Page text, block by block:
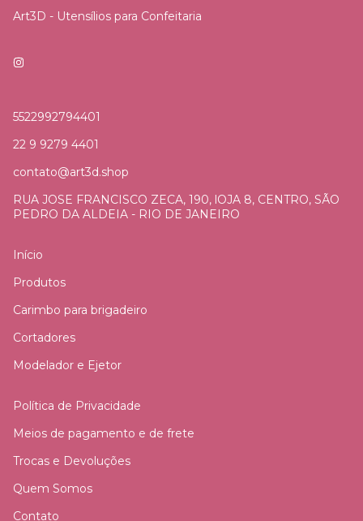
Art3D - Utensílios para Confeitaria
5522992794401
22 9 9279 4401
contato@art3d.shop
RUA JOSE FRANCISCO ZECA, 190, lOJA 8, CENTRO, SÃO
PEDRO DA ALDEIA - RIO DE JANEIRO
Início
Produtos
Carimbo para brigadeiro
Cortadores
Modelador e Ejetor
Política de Privacidade
Meios de pagamento e de frete
Trocas e Devoluções
Quem Somos
Contato